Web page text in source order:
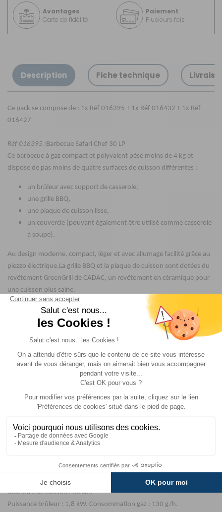
Avantages
Carte de fidélité
Paiement
Plusieurs fois
Description Fiche technique
Ce pack se compose de : 1x Réf 016395 + 1x Réf 016432 + 1x Réf
016427
Réf 016395 :Barbecue Safari Chef 30 LP
Ce barbecue à gaz compact et polyvalent pèse moins de 4 kg et
dispose de pas moins de quatre surfaces de cuisson différentes :
un brûleur avec support de casserole,
une grille BBQ,
une plaque de cuisson lisse,
un couvercle (pouvant également être utilisé comme casserole
à soupe).
Au design moderne, compact, léger et avec allumage facilité grâce au
piezzo électrique.La grille BBQ et la plaque de cuisson sont dotées du
revêtement GreenGrill de CADAC, un revêtement en céramique pour
une cuisson plus saine.
Grâce au diffuseur de chaleur intégré sous la grille BBQ, la chaleur est
bien répartie sur toute la surface de cuisson.
Le bac à graisse amovible récupère les résidus de cuisson, mais
protège en même temps le brûleur du Safari Chef du vent et veille à ce
avec de l'eau savonneuse.
Le Safari Chef est facile à emporter avec vous grâce à ses pieds
repliables et au sac de transport fourni.
Un barbecue idéal à utiliser au camping, sur le balcon ou dans le parc !
Caractéristiques:FiletageG1/4 (adaptateur G1/4 vers G1/2 inclus).
Fonctionne avec un tuyau flexible, un détendeur et une bouteille de
Possibilité d'utiliser le BBQ avecune cartouche de gaz filetée de type
en rajoutantun adaptateur LP Cadac.
Diamètre de cuisson : 30 cm.
Puissance brûleur : 1,8 kW. Consommation gaz : 130 g/h.